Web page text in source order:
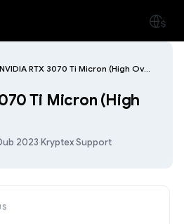
NVIDIA RTX 3070 Ti Micron (High Overclock)
Ti Micron (High
2023·Kryptex Support